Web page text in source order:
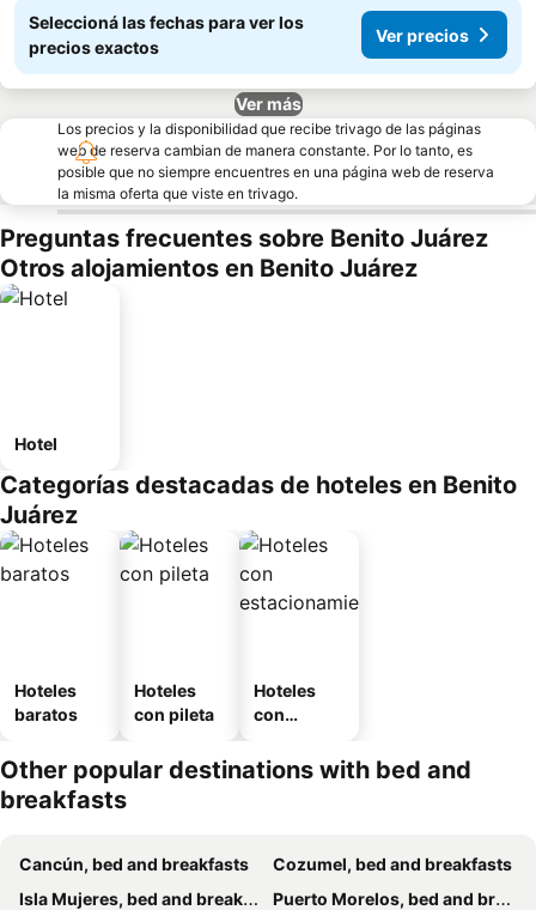
Seleccioná las fechas para ver los
precios exactos
Ver precios
Ver más
Los precios y la disponibilidad que recibe trivago de las páginas
web de reserva cambian de manera constante. Por lo tanto, es
posible que no siempre encuentres en una página web de reserva
la misma oferta que viste en trivago.
Preguntas frecuentes sobre Benito Juárez
Otros alojamientos en Benito Juárez
Hotel
Categorías destacadas de hoteles en Benito
Juárez
Hoteles
baratos
Hoteles
con pileta
Hoteles
con
miento
Other popular destinations with bed and
breakfasts
Cancún, bed and breakfasts
Cozumel, bed and breakfasts
Isla Mujeres, bed and breakfasts
Puerto Morelos, bed and breakfasts